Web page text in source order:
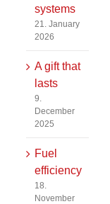
systems
21. January
2026
A gift that
lasts
9.
December
2025
Fuel
efficiency
18.
November